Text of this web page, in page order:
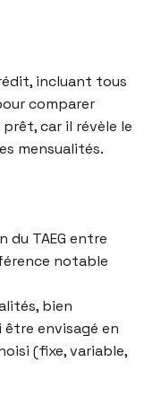
incluant tous
comparer
car il révèle le
mensualités.
du TAEG entre
notable
bien
être envisagé en
(fixe, variable,